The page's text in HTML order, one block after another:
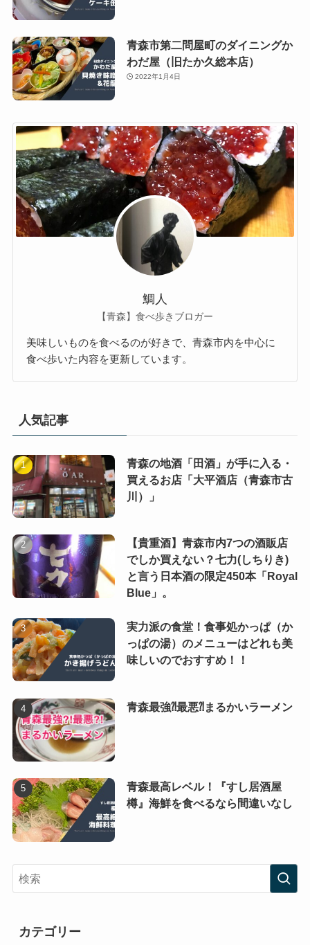
青森市第二問屋町のダイニングか
わだ屋（旧たか久総本店）
2022年1月4日
鯛人
【青森】食べ歩きブロガー
美味しいものを食べるのが好きで、青森市内を中心に
食べ歩いた内容を更新しています。
人気記事
青森の地酒「田酒」が手に入る・
買えるお店「大平酒店（青森市古
川）」
【貴重酒】青森市内7つの酒販店
でしか買えない？七力(しちりき)
と言う日本酒の限定450本「Royal
Blue」。
実力派の食堂！食事処かっぱ（か
っぱの湯）のメニューはどれも美
味しいのでおすすめ！！
青森最強⁈最悪⁈まるかいラーメン
青森最高レベル！『すし居酒屋
樽』海鮮を食べるなら間違いなし
カテゴリー